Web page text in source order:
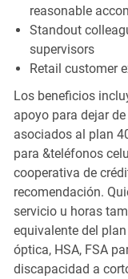
reasonable
Standout
supervisors
Retail customer
Los beneficios
apoyo para dejar
asociados al plan
para &teléfonos
cooperativa de
recomendación.
servicio u horas
equivalente del
óptica, HSA, FSA
discapacidad a